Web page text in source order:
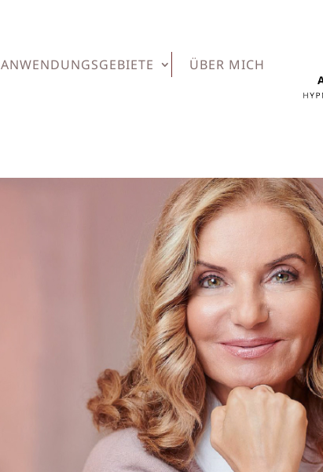
ANWENDUNGSGEBIETE ÜBER MICH